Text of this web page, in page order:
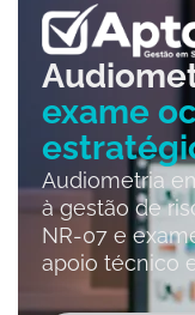
exame
Audiometria
à gestão de
NR-07 e
apoio técnico